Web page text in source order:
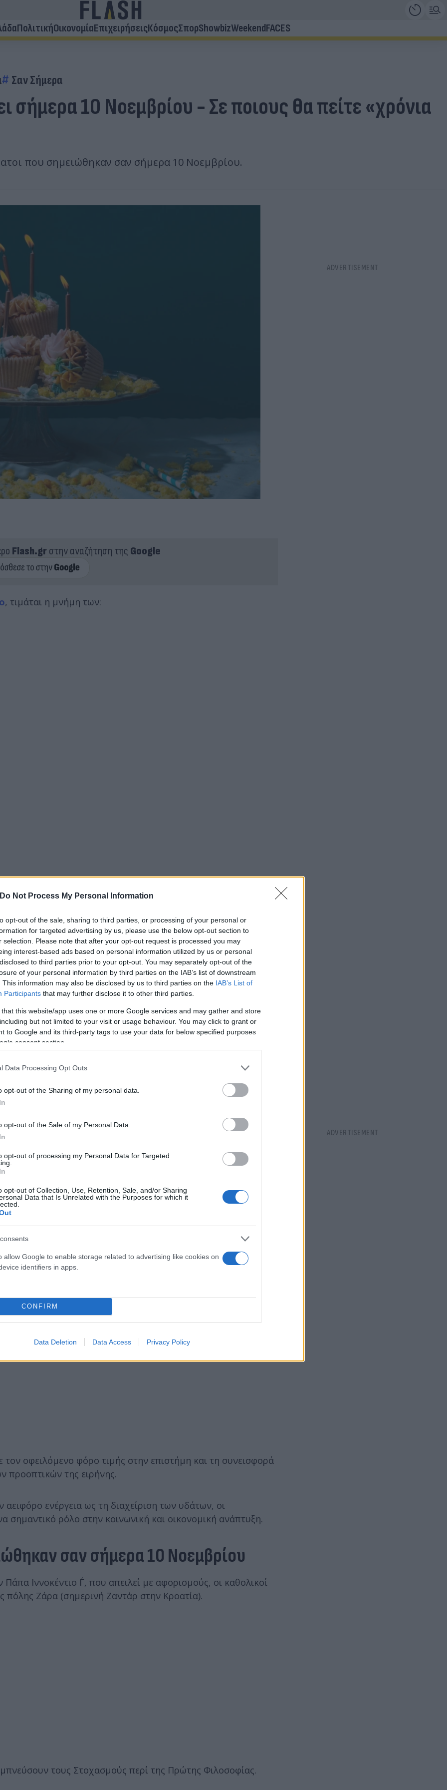
Do Not Process My Personal Information
opt-out of the sale, sharing to third parties, or processing of your personal or
for targeted advertising by us, please use the below opt-out section to
selection. Please note that after your opt-out request is processed you may
interest-based ads based on personal information utilized by us or personal
to third parties prior to your opt-out. You may separately opt-out of the
of your personal information by third parties on the IAB’s list of downstream
This information may also be disclosed by us to third parties on the IAB’s List of
Participants that may further disclose it to other third parties.
that this website/app uses one or more Google services and may gather and store
but not limited to your visit or usage behaviour. You may click to grant or
to Google and its third-party tags to use your data for below specified purposes
consent section.
Data Processing Opt Outs
opt-out of the Sharing of my personal data.
opt-out of the Sale of my Personal Data.
opt-out of processing my Personal Data for Targeted
opt-out of Collection, Use, Retention, Sale, and/or Sharing
Data that Is Unrelated with the Purposes for which it
allow Google to enable storage related to advertising like cookies on
identifiers in apps.
CONFIRM
Data Deletion Data Access Privacy Policy
ΠολιτικήΟικονομίαΕπιχειρήσειςΚόσμοςΣπορShowbizWeekendFACES
Σαν Σήμερα
σήμερα 10 Νοεμβρίου - Σε ποιους θα πείτε «χρόνια
που σημειώθηκαν σαν σήμερα 10 Νοεμβρίου.
Flash.grστην αναζήτηση της Google
, τιμάται η μνήμη των:
Ροζίνα, Ροζάνα, Ροδίων, Ρόδιος, Ροδής, Ρόδος,
Πατρούλα, Πατρίτσα *
το όνομα).
Ειρήνη και την Ανάπτυξη
Επιστήμης για την Ειρήνη και την Ανάπτυξη» το 1999 από
οφειλόμενο φόρο τιμής στην επιστήμη και τη συνεισφορά
προοπτικών της ειρήνης.
ενέργεια ως τη διαχείριση των υδάτων, οι
σημαντικό ρόλο στην κοινωνική και οικονομική ανάπτυξη.
σαν σήμερα 10 Νοεμβρίου
Ιννοκέντιο Γ΄, που απειλεί με αφορισμούς, οι καθολικοί
πόλης Ζάρα (σημερινή Ζαντάρ στην Κροατία).
τους Στοχασμούς περί της Πρώτης Φιλοσοφίας.